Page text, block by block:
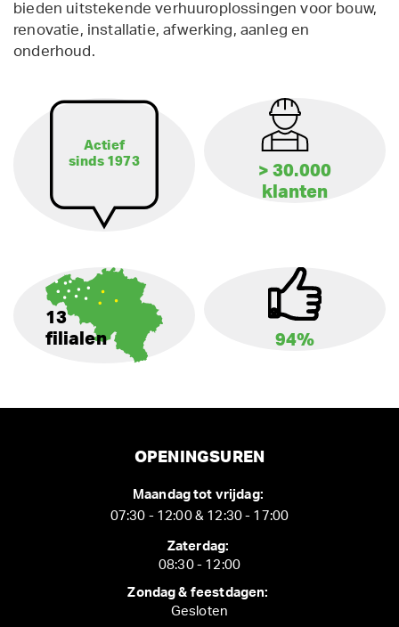
bieden uitstekende verhuuroplossingen voor bouw,
renovatie, installatie, afwerking, aanleg en
onderhoud.
Actief
sinds 1973
> 30.000
klanten
13
filialen
94%
OPENINGSUREN
Maandag tot vrijdag:
07:30 - 12:00 & 12:30 - 17:00
Zaterdag:
08:30 - 12:00
Zondag & feestdagen:
Gesloten